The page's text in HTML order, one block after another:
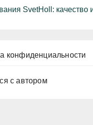
SvetHoll: качество
конфиденциальности
с автором